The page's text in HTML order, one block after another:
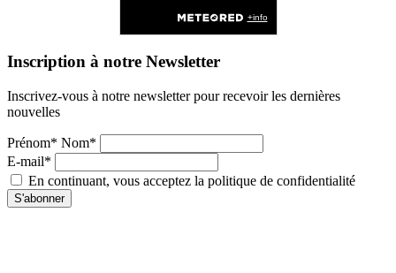
Inscription à notre Newsletter
Inscrivez-vous à notre newsletter pour recevoir les dernières
nouvelles
Prénom* Nom*
E-mail*
En continuant, vous acceptez la politique de confidentialité